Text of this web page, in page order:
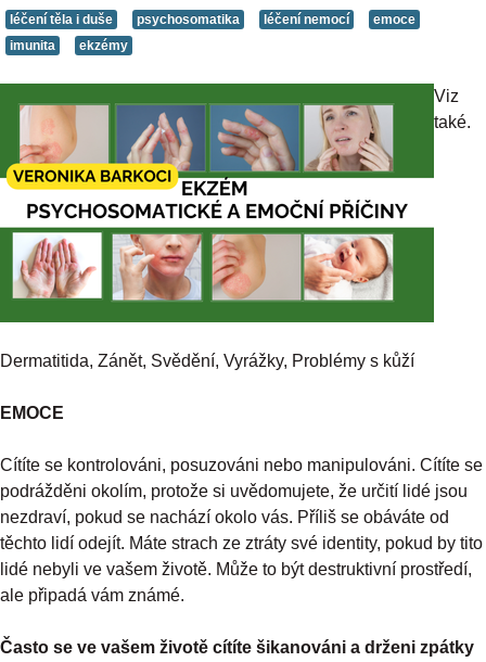
léčení těla i duše psychosomatika léčení nemocí
emoce
imunita
ekzémy
Viz
také.
Dermatitida, Zánět, Svědění, Vyrážky, Problémy s kůží
EMOCE
Cítíte se kontrolováni, posuzováni nebo manipulováni. Cítíte se
podrážděni okolím, protože si uvědomujete, že určití lidé jsou
nezdraví, pokud se nachází okolo vás. Příliš se obáváte od
těchto lidí odejít. Máte strach ze ztráty své identity, pokud by tito
lidé nebyli ve vašem životě. Může to být destruktivní prostředí,
ale připadá vám známé.
Často se ve vašem životě cítíte šikanováni a drženi zpátky